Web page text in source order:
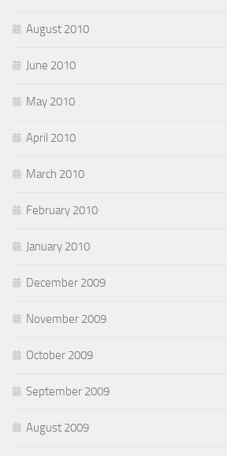
August 2010
June 2010
May 2010
April 2010
March 2010
February 2010
January 2010
December 2009
November 2009
October 2009
September 2009
August 2009